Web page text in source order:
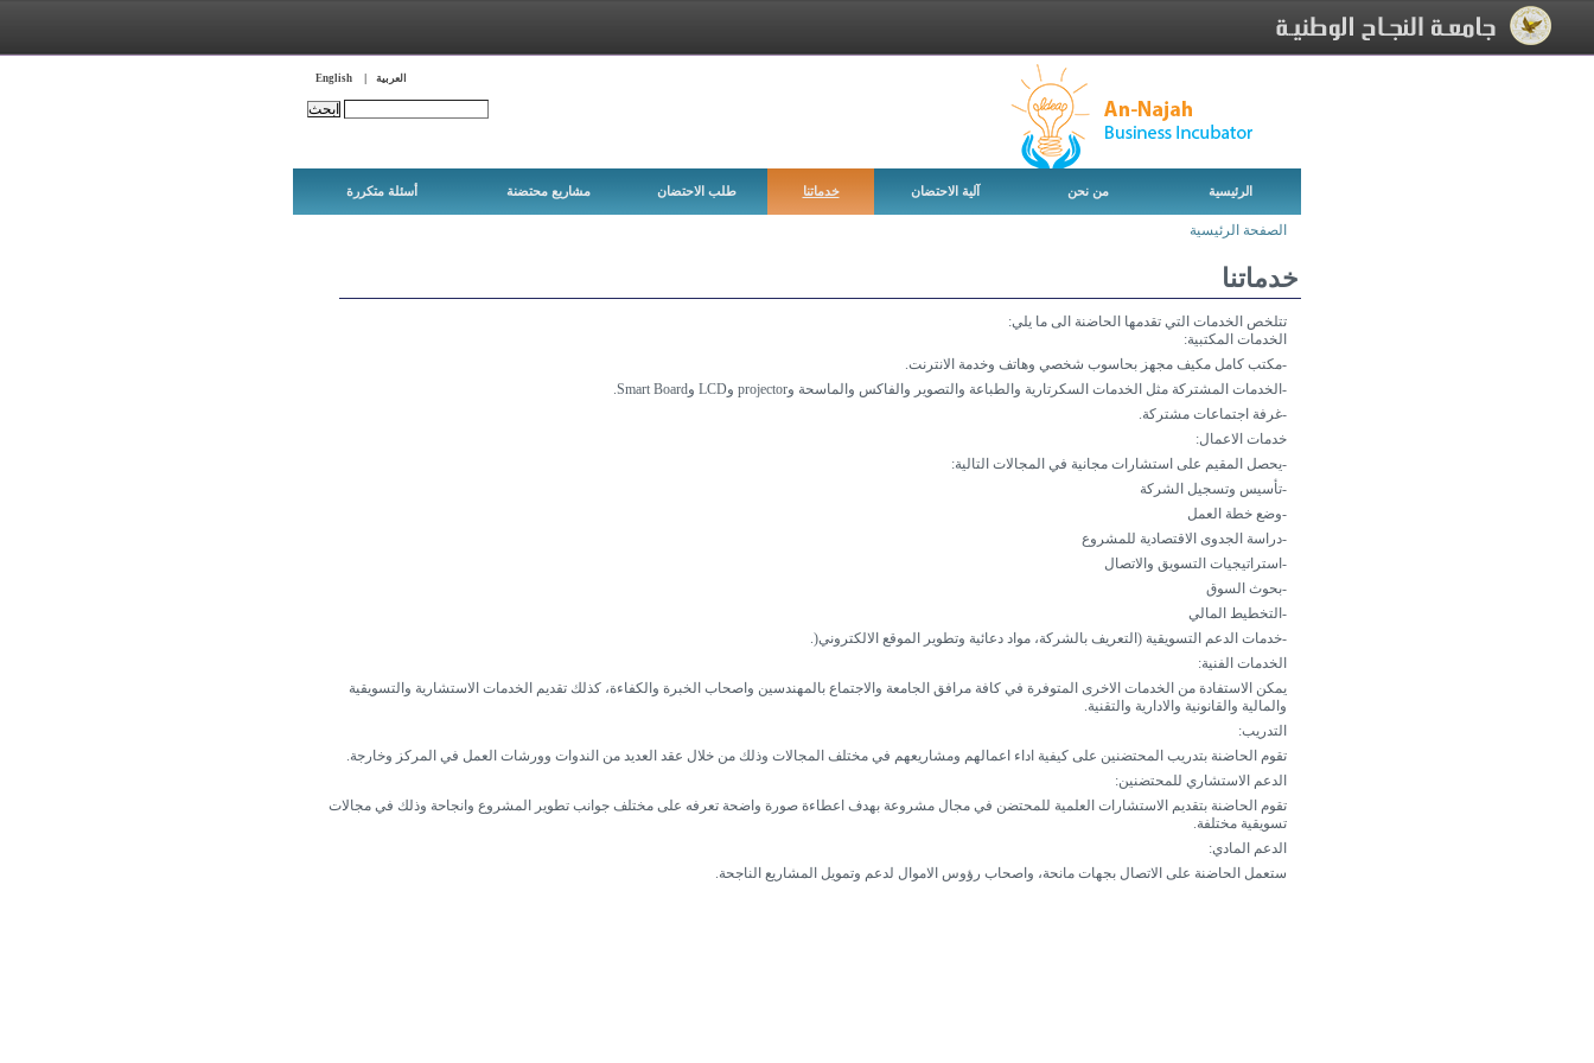
العربية English
Search this site:
الرئيسية من نحن آلية الاحتضان خدماتنا طلب الاحتضان مشاريع محتضنة أسئلة متكررة
الصفحة الرئيسية
خدماتنا
تتلخص الخدمات التي تقدمها الحاضنة الى ما يلي:
الخدمات المكتبية:
-مكتب كامل مكيف مجهز بحاسوب شخصي وهاتف وخدمة الانترنت.
-الخدمات المشتركة مثل الخدمات السكرتارية والطباعة والتصوير والفاكس والماسحة وprojector وLCD وSmart Board.
-غرفة اجتماعات مشتركة.
خدمات الاعمال:
-يحصل المقيم على استشارات مجانية في المجالات التالية:
-تأسيس وتسجيل الشركة
-وضع خطة العمل
-دراسة الجدوى الاقتصادية للمشروع
-استراتيجيات التسويق والاتصال
-بحوث السوق
-التخطيط المالي
-خدمات الدعم التسويقية (التعريف بالشركة، مواد دعائية وتطوير الموقع الالكتروني(.
الخدمات الفنية:
يمكن الاستفادة من الخدمات الاخرى المتوفرة في كافة مرافق الجامعة والاجتماع بالمهندسين واصحاب الخبرة والكفاءة، كذلك تقديم الخدمات الاستشارية والتسويقية
والمالية والقانونية والادارية والتقنية.
التدريب:
تقوم الحاضنة بتدريب المحتضنين على كيفية اداء اعمالهم ومشاريعهم في مختلف المجالات وذلك من خلال عقد العديد من الندوات وورشات العمل في المركز وخارجة.
الدعم الاستشاري للمحتضنين:
تقوم الحاضنة بتقديم الاستشارات العلمية للمحتضن في مجال مشروعة بهدف اعطاءة صورة واضحة تعرفه على مختلف جوانب تطوير المشروع وانجاحة وذلك في مجالات
تسويقية مختلفة.
الدعم المادي:
ستعمل الحاضنة على الاتصال بجهات مانحة، واصحاب رؤوس الاموال لدعم وتمويل المشاريع الناجحة.